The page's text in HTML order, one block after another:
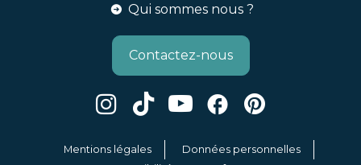
Qui sommes nous ?
Contactez-nous
Mentions légales
Données personnelles